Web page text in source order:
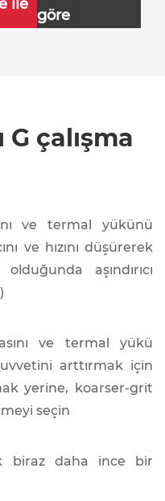
ile
göre
çalışma
ve termal yükünü
ve hızını düşürerek
aşındırıcı
ve termal yükü
arttırmak için
yerine, koarser-grit
seçin
biraz daha ince bir